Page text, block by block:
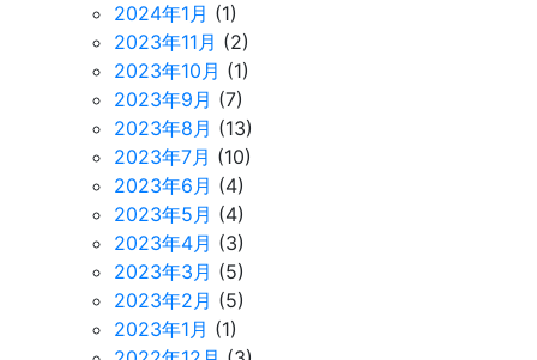
2024年1月 (1)
2023年11月 (2)
2023年10月 (1)
2023年9月 (7)
2023年8月 (13)
2023年7月 (10)
2023年6月 (4)
2023年5月 (4)
2023年4月 (3)
2023年3月 (5)
2023年2月 (5)
2023年1月 (1)